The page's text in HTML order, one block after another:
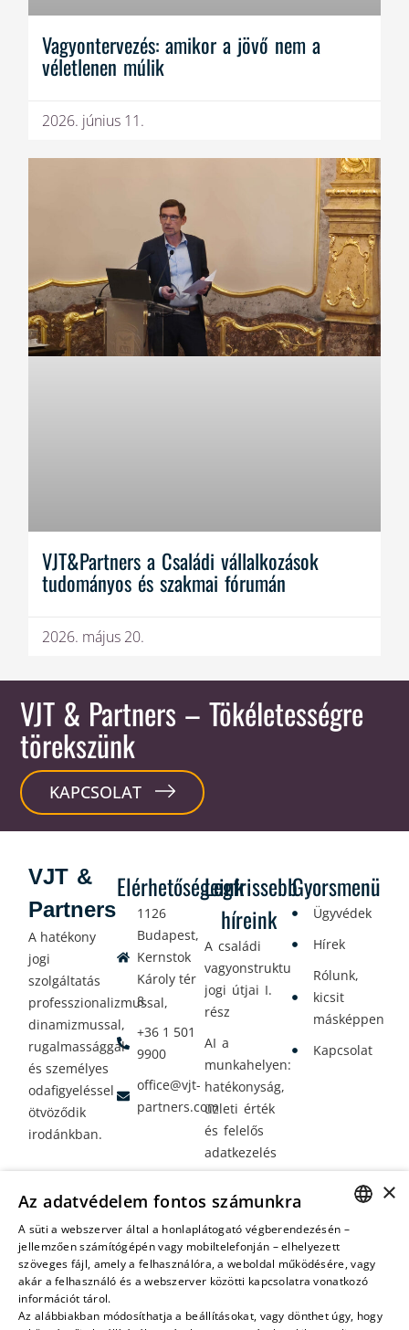
Vagyontervezés: amikor a jövő nem a
véletlenen múlik
2026. június 11.
VJT&Partners a Családi vállalkozások
tudományos és szakmai fórumán
2026. május 20.
VJT & Partners – Tökéletességre
törekszünk
KAPCSOLAT
Elérhetőségeink
1126
Budapest,
Kernstok
Károly tér
8.
+36 1 501
9900
office@vjt-
partners.com
Legfrissebb
híreink
A családi
vagyonstrukturálás
jogi útjai I.
rész
AI a
munkahelyen:
hatékonyság,
üzleti érték
és felelős
adatkezelés
amikor a jövő
nem a
véletlenen
múlik
Gyorsmenü
Ügyvédek
Hírek
Rólunk,
kicsit
másképpen
Kapcsolat
VJT &
Partners
A hatékony
jogi
szolgáltatás
professzionalizmussal,
dinamizmussal,
rugalmassággal
és személyes
odafigyeléssel
ötvöződik
irodánkban.
HUNGARIAN
ENGLISH
×
Az adatvédelem fontos számunkra
A süti a webszerver által a honlaplátogató végberendezésén –
jellemzően számítógépén vagy mobiltelefonján – elhelyezett
szöveges fájl, amely a felhasználóra, a weboldal működésére, vagy
akár a felhasználó és a webszerver közötti kapcsolatra vonatkozó
információt tárol.
Az alábbiakban módosíthatja a beállításokat, vagy dönthet úgy, hogy